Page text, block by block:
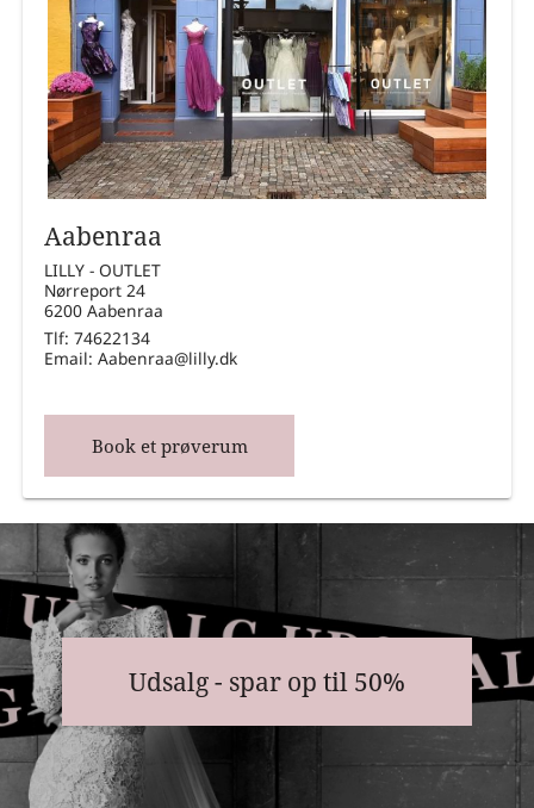
Aabenraa
LILLY - OUTLET
Nørreport 24
6200 Aabenraa
Tlf: 74622134
Email: Aabenraa@lilly.dk
Book et prøverum
Udsalg - spar op til 50%